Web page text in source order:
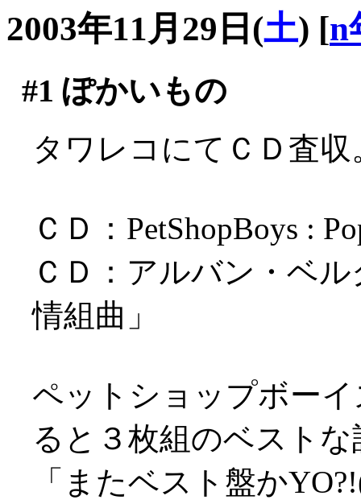
2003年11月29日(土) [n
#1 ぽかいもの
タワレコにてＣＤ査
ＣＤ：PetShopBoys :
ＣＤ：アルバン・ベ
情組曲」
ペットショップボー
ると３枚組のベスト
「またベスト盤か